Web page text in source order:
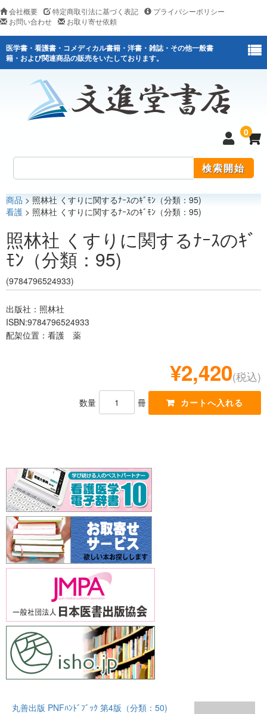
会社概要 特定商取引法に基づく表記
プライバシーポリシー
お問い合わせ
お取り寄せ依頼
医学書・看護書・コメディカル書籍・洋書・雑誌・その他一般書
籍・および関連商品の販売をいたしております。
0
医学
医薬関連
レジデント
商品 > 照林社 くすりに関するﾅｰｽのｷﾞﾓﾝ（分類：95)
看護 > 照林社 くすりに関するﾅｰｽのｷﾞﾓﾝ（分類：95)
照林社 くすりに関するﾅｰｽのｷﾞ
ﾓﾝ（分類：95)
(9784796524933)
出版社：照林社
ISBN:9784796524933
配架位置：看護 薬
¥2,420(税込)
数量 冊
丸善出版 PNFﾊﾝﾄﾞﾌﾞｯｸ 第4版（分類：50)